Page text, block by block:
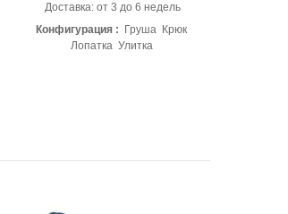
Доставка: от 3 до 6 недель
Конфигурация :
Груша Крюк
Лопатка Улитка